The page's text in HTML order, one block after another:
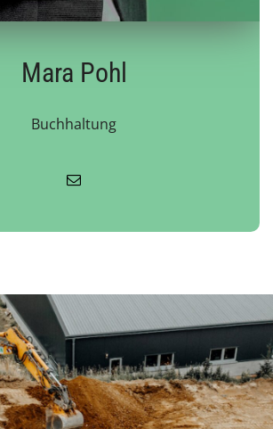
Mara Pohl
Buchhaltung